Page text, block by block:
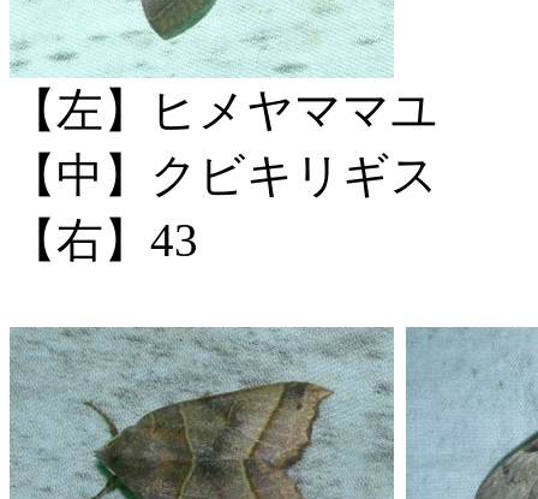
【左】ヒメヤママユ
【中】クビキリギス
【右】43